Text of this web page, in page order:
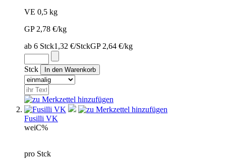
VE 0,5 kg
GP 2,78 €/kg
ab 6 Stck1,32 €/StckGP 2,64 €/kg
Stck
Fusilli VK
weiC%
pro Stck